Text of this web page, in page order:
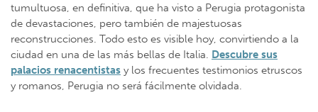
tumultuosa, en definitiva, que ha visto a Perugia protagonista
de devastaciones, pero también de majestuosas
reconstrucciones. Todo esto es visible hoy, convirtiendo a la
ciudad en una de las más bellas de Italia. Descubre sus
palacios renacentistas y los frecuentes testimonios etruscos
y romanos, Perugia no será fácilmente olvidada.